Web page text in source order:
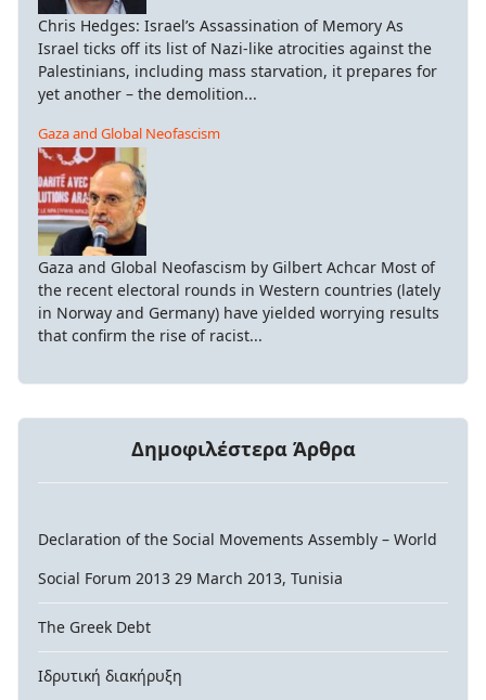
Chris Hedges: Israel’s Assassination of Memory As
Israel ticks off its list of Nazi-like atrocities against the
Palestinians, including mass starvation, it prepares for
yet another – the demolition...
Gaza and Global Neofascism
Gaza and Global Neofascism by Gilbert Achcar Most of
the recent electoral rounds in Western countries (lately
in Norway and Germany) have yielded worrying results
that confirm the rise of racist...
Δημοφιλέστερα Άρθρα
Declaration of the Social Movements Assembly – World
Social Forum 2013 29 March 2013, Tunisia
The Greek Debt
Ιδρυτική διακήρυξη